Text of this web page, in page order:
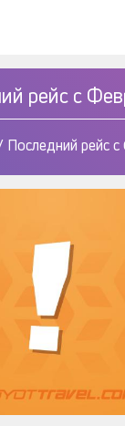
рейс с
Последний рейс